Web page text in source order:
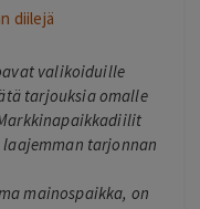
diilejä
valikoiduille
tarjouksia omalle
tarjonnan
mainospaikka, on